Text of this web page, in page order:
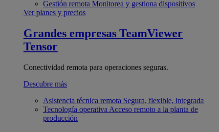
Gestión remota Monitorea y gestiona dispositivos
Ver planes y precios
Grandes empresas TeamViewer
Tensor
Conectividad remota para operaciones seguras.
Descubre más
Asistencia técnica remota Segura, flexible, integrada
Tecnología operativa Acceso remoto a la planta de
producción